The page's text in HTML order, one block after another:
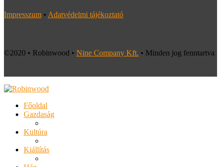
Impresszum • Adatvédelmi tájékoztató
©2020 • Robinwood • Nine Company Kft. • Minden jog fenntartva
Főoldal
Gazdaság
Kultúra
Kiállítás